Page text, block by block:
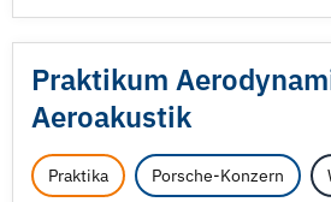
Praktikum
Aeroakustik
Praktika Porsche-Konzern